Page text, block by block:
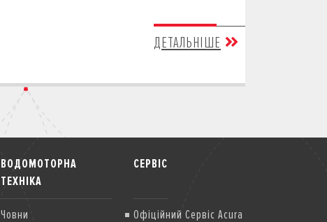
ДЕТАЛЬНІШЕ
ВОДОМОТОРНА
ТЕХНІКА
Човни
СЕРВІС
Офіційний Сервіс Acura